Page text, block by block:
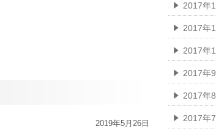
2019年5月26日
2017年
2017年
2017年
2017年
2017年
2017年